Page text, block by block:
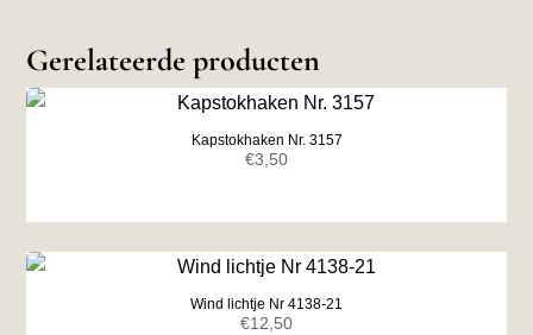
Gerelateerde producten
Kapstokhaken Nr. 3157
€3,50
Wind lichtje Nr 4138-21
€12,50